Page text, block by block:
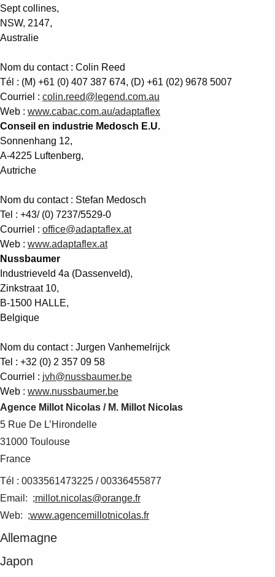
Suggestions
Shopping list preview
0
Sept collines,
NSW, 2147,
Australie
Nom du contact : Colin Reed
Tél : (M) +61 (0) 407 387 674, (D) +61 (02) 9678 5007
Courriel : colin.reed@legend.com.au
Web : www.cabac.com.au/adaptaflex
Conseil en industrie Medosch E.U.
Sonnenhang 12,
A-4225 Luftenberg,
Autriche
Nom du contact : Stefan Medosch
Tel : +43/ (0) 7237/5529-0
Courriel : office@adaptaflex.at
Web : www.adaptaflex.at
Nussbaumer
Industrieveld 4a (Dassenveld),
Zinkstraat 10,
B-1500 HALLE,
Belgique
Nom du contact : Jurgen Vanhemelrijck
Tel : +32 (0) 2 357 09 58
Courriel : jvh@nussbaumer.be
Web : www.nussbaumer.be
Agence Millot Nicolas / M. Millot Nicolas
5 Rue De L’Hirondelle
31000 Toulouse
France
Tél : 0033561473225 / 00336455877
Email: ;millot.nicolas@orange.fr
Web: ;www.agencemillotnicolas.fr
Allemagne
Japon